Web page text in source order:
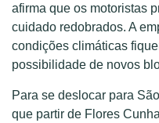
afirma que os motoristas
cuidado redobrados. A
condições climáticas
possibilidade de novos
Para se deslocar para
que partir de Flores